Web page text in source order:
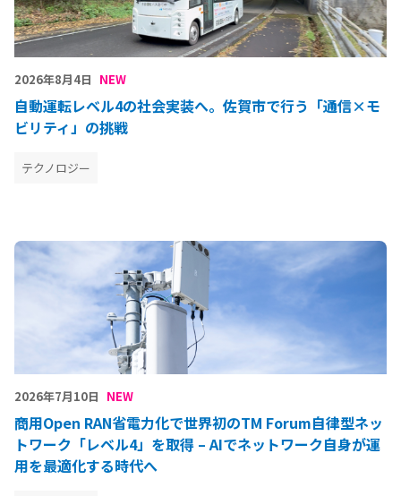
2026年8月4日 NEW
自動運転レベル4の社会実装へ。佐賀市で行う「通信×モ
ビリティ」の挑戦
テクノロジー
2026年7月10日 NEW
商用Open RAN省電力化で世界初のTM Forum自律型ネッ
トワーク「レベル4」を取得 – AIでネットワーク自身が運
用を最適化する時代へ